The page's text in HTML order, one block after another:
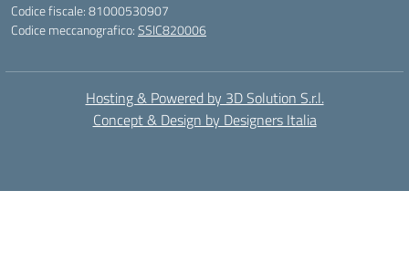
Codice fiscale: 81000530907
Codice meccanografico:SSIC820006
Hosting & Powered by 3D Solution S.r.l.
Concept & Design by Designers Italia